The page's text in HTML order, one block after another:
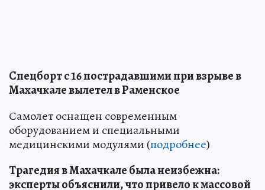
Спецборт с 16 пострадавшими при взрыве в
Махачкале вылетел в Раменское
Самолет оснащен современным
оборудованием и специальными
медицинскими модулями (подробнее)
Трагедия в Махачкале была неизбежна:
эксперты объяснили, что привело к массовой